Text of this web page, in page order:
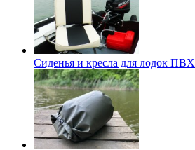
Сиденья и кресла для лодок ПВХ